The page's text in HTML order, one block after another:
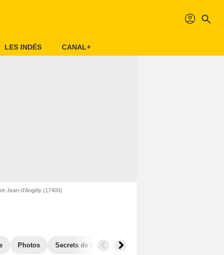
profil search
LES INDÉS CANAL+
Jean-d'Angély (17400)
Photos Secrets de tournage